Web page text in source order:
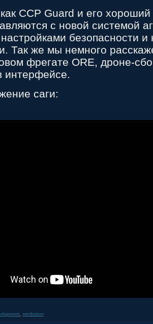
CCP Guard и его хороший
с новой системой
безопасности
Так же мы немного
фрегате ORE, дроне-
интерфейсе.
саги:
, retribution